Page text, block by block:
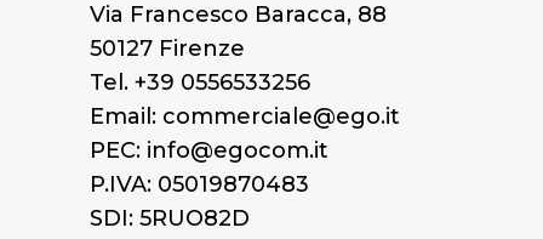
Via Francesco Baracca, 88
50127 Firenze
Tel. +39 0556533256
Email: commerciale@ego.it
PEC: info@egocom.it
P.IVA: 05019870483
SDI: 5RUO82D